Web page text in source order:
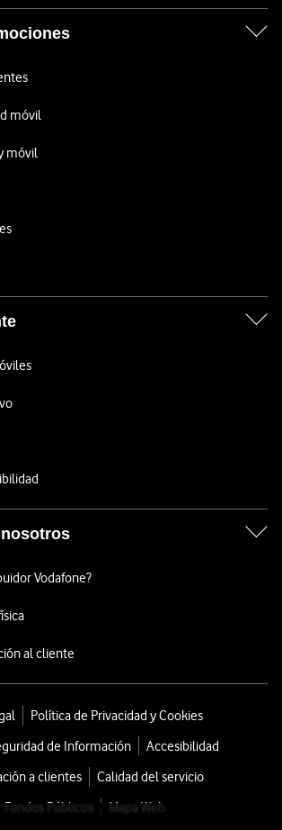
móvil
móvil
Vodafone?
al cliente
Política de Privacidad y Cookies
de Información
Accesibilidad
a clientes
Calidad del servicio
Fondos Públicos
Mapa Web